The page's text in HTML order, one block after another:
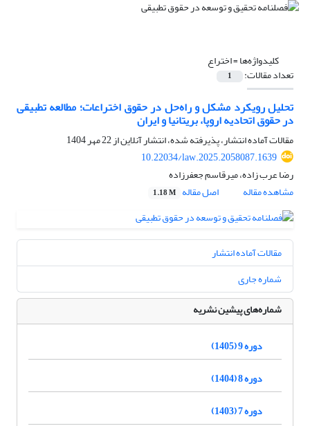
کلیدواژه‌ها =اختراع
تعداد مقالات: 1
تحلیل رویکرد مشکل و راه‌حل در حقوق اختراعات؛ مطالعه تطبیقی
در حقوق اتحادیه اروپا، بریتانیا و ایران
مقالات آماده انتشار، پذیرفته شده، انتشار آنلاین از22 مهر 1404
10.22034/law.2025.2058087.1639
رضا عرب زاده، میرقاسم جعفرزاده
مشاهده مقاله
اصل مقاله 1.18 M
مقالات آماده انتشار
شماره جاری
شماره‌های پیشین نشریه
دوره 9 (1405)
دوره 8 (1404)
دوره 7 (1403)